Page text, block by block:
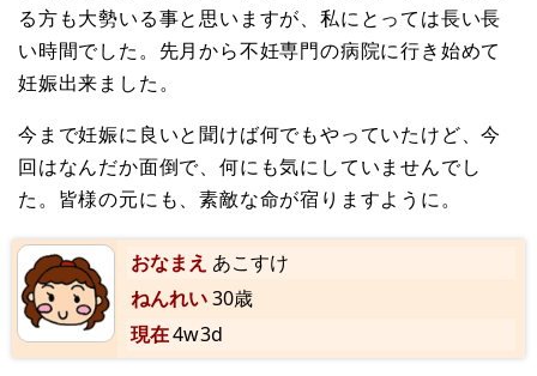
る方も大勢いる事と思いますが、私にとっては長い長
い時間でした。先月から不妊専門の病院に行き始めて
妊娠出来ました。
今まで妊娠に良いと聞けば何でもやっていたけど、今
回はなんだか面倒で、何にも気にしていませんでし
た。皆様の元にも、素敵な命が宿りますように。
おなまえ あこすけ
ねんれい30歳
現在4w3d